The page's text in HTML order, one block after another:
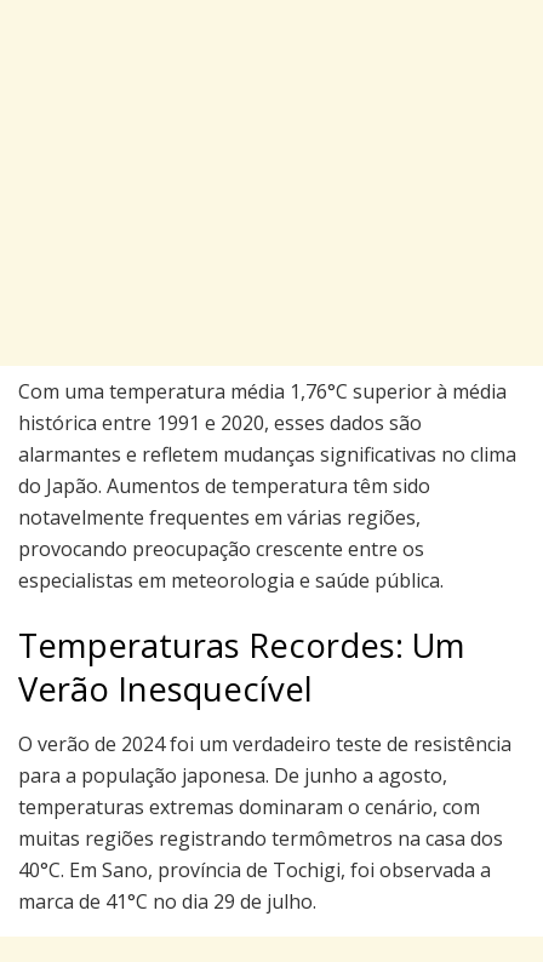
Com uma temperatura média 1,76°C superior à média
histórica entre 1991 e 2020, esses dados são
alarmantes e refletem mudanças significativas no clima
do Japão. Aumentos de temperatura têm sido
notavelmente frequentes em várias regiões,
provocando preocupação crescente entre os
especialistas em meteorologia e saúde pública.
Temperaturas Recordes: Um
Verão Inesquecível
O verão de 2024 foi um verdadeiro teste de resistência
para a população japonesa. De junho a agosto,
temperaturas extremas dominaram o cenário, com
muitas regiões registrando termômetros na casa dos
40°C. Em Sano, província de Tochigi, foi observada a
marca de 41°C no dia 29 de julho.